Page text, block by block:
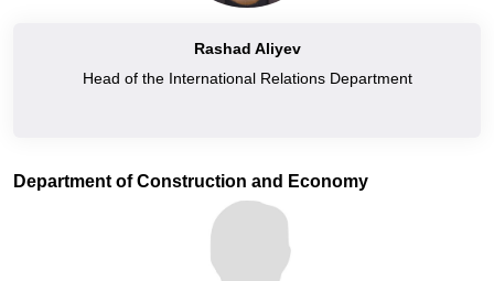
Rashad Aliyev
Head of the International Relations Department
Department of Construction and Economy